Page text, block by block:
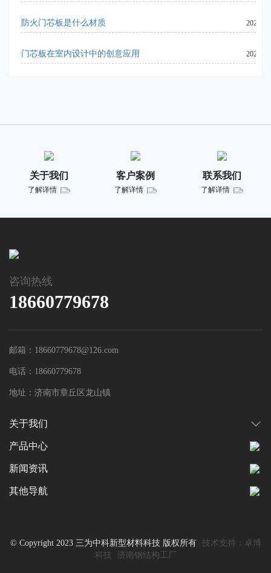
防火门芯板是什么材质 2024-
门芯板在室内设计中的创意应用 2024-
关于我们
了解详情
客户案例
了解详情
联系我们
了解详情
关于我们
产品中心
新闻资讯
其他导航
© Copyright 2023 三为中科新型材料科技 版权所有 技术支持：卓博
科技
济南钢结构工厂
咨询热线
18660779678
邮箱：18660779678@126.com
电话：18660779678
地址：济南市章丘区龙山镇